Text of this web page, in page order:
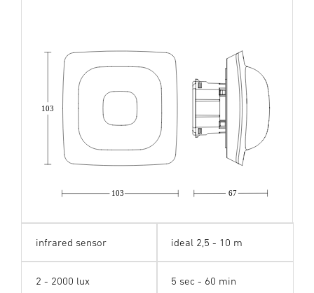
67
103
103
infrared sensor ideal 2,5 - 10 m
2 - 2000 lux 5 sec - 60 min